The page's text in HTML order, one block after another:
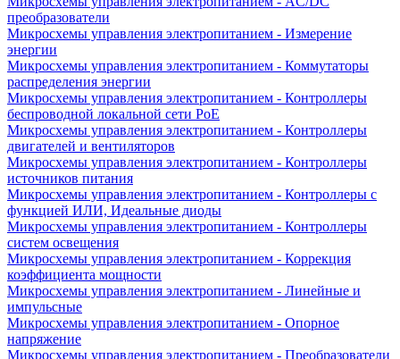
преобразователи
Микросхемы управления электропитанием - Измерение
энергии
Микросхемы управления электропитанием - Коммутаторы
распределения энергии
Микросхемы управления электропитанием - Контроллеры
беспроводной локальной сети PoE
Микросхемы управления электропитанием - Контроллеры
двигателей и вентиляторов
Микросхемы управления электропитанием - Контроллеры
источников питания
Микросхемы управления электропитанием - Контроллеры с
функцией ИЛИ, Идеальные диоды
Микросхемы управления электропитанием - Контроллеры
систем освещения
Микросхемы управления электропитанием - Коррекция
коэффициента мощности
Микросхемы управления электропитанием - Линейные и
импульсные
Микросхемы управления электропитанием - Опорное
напряжение
Микросхемы управления электропитанием - Преобразователи